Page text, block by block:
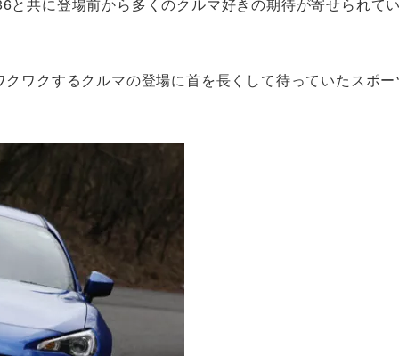
共に登場前から多くのクルマ好きの期待が寄せられて
ワクするクルマの登場に首を長くして待っていたスポ